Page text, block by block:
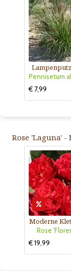
€ 7,99
Rose 'Laguna'
Moderne
Rose
€ 19,99